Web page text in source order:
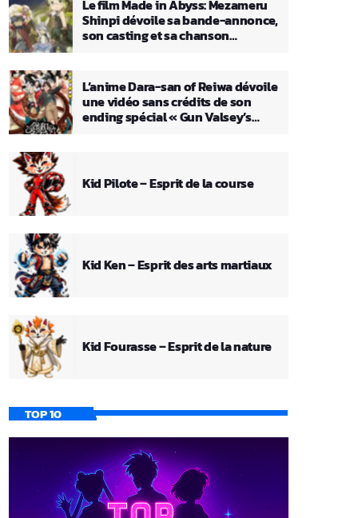
Le film Made in Abyss: Mezameru
Shinpi dévoile sa bande-annonce,
son casting et sa chanson
L’anime Dara-san of Reiwa dévoile
une vidéo sans crédits de son
ending spécial « Gun Valsey’s
Kid Pilote – Esprit de la course
Kid Ken – Esprit des arts martiaux
Kid Fourasse – Esprit de la nature
TOP 10